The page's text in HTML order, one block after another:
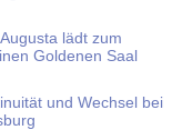
lädt zum
Goldenen Saal
und Wechsel bei